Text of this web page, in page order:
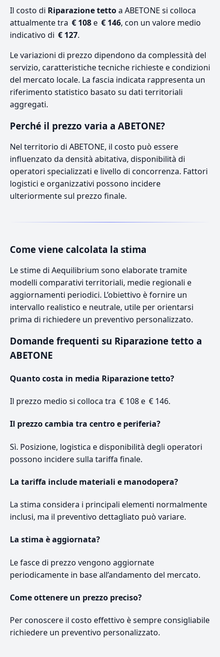
Il costo di Riparazione tettoa ABETONE si colloca
attualmente tra € 108e € 146, con un valore medio
indicativo di € 127.
Le variazioni di prezzo dipendono da complessità del
servizio, caratteristiche tecniche richieste e condizioni
del mercato locale. La fascia indicata rappresenta un
riferimento statistico basato su dati territoriali
aggregati.
Perché il prezzo varia a ABETONE?
Nel territorio di ABETONE, il costo può essere
influenzato da densità abitativa, disponibilità di
operatori specializzati e livello di concorrenza. Fattori
logistici e organizzativi possono incidere
ulteriormente sul prezzo finale.
Come viene calcolata la stima
Le stime di Aequilibrium sono elaborate tramite
modelli comparativi territoriali, medie regionali e
aggiornamenti periodici. L’obiettivo è fornire un
intervallo realistico e neutrale, utile per orientarsi
prima di richiedere un preventivo personalizzato.
Domande frequenti su Riparazione tetto a
ABETONE
Quanto costa in media Riparazione tetto?
Il prezzo medio si colloca tra € 108 e € 146.
Il prezzo cambia tra centro e periferia?
Sì. Posizione, logistica e disponibilità degli operatori
possono incidere sulla tariffa finale.
La tariffa include materiali e manodopera?
La stima considera i principali elementi normalmente
inclusi, ma il preventivo dettagliato può variare.
La stima è aggiornata?
Le fasce di prezzo vengono aggiornate
periodicamente in base all’andamento del mercato.
Come ottenere un prezzo preciso?
Per conoscere il costo effettivo è sempre consigliabile
richiedere un preventivo personalizzato.